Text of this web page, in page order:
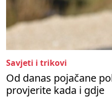
Savjeti i trikovi
Od danas pojačane
provjerite kada i gdje